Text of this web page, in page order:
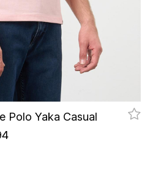
Polo Yaka Casual